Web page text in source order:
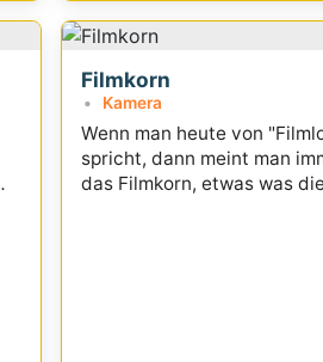
Filmkorn
Kamera
Wenn man heute von
spricht, dann meint man
das Filmkorn, etwas was